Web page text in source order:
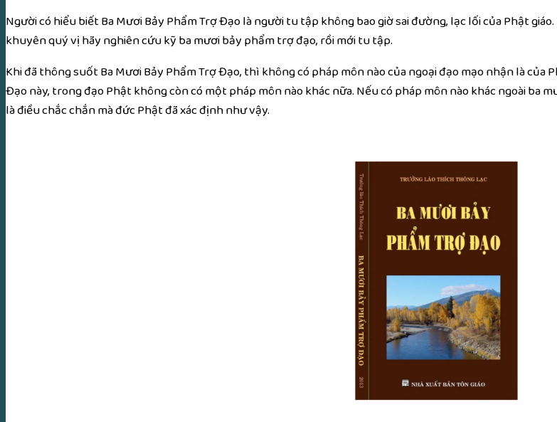
Người có hiểu biết Ba Mươi Bảy Phẩm Trợ Đạo là người tu tập không bao giờ sai đường, lạc lối của Phật
khuyên quý vị hãy nghiên cứu kỹ ba mươi bảy phẩm trợ đạo, rồi mới tu tập.
Khi đã thông suốt Ba Mươi Bảy Phẩm Trợ Đạo, thì không có pháp môn nào của ngoại đạo mạo nhận là của
Đạo này, trong đạo Phật không còn có một pháp môn nào khác nữa. Nếu có pháp môn nào khác ngoài ba
là điều chắc chắn mà đức Phật đã xác định như vậy.